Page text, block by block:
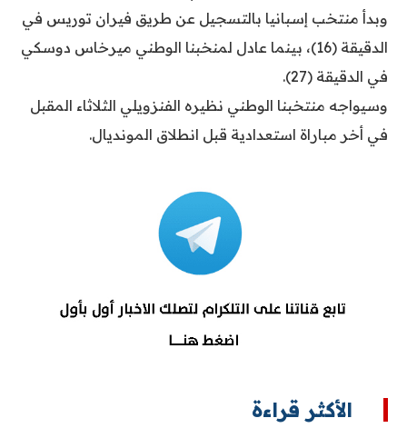
وبدأ منتخب إسبانيا بالتسجيل عن طريق فيران توريس في
الدقيقة (16)، بينما عادل لمنخبنا الوطني ميرخاس دوسكي
في الدقيقة (27).
وسيواجه منتخبنا الوطني نظيره الفنزويلي الثلاثاء المقبل
في أخر مباراة استعدادية قبل انطلاق المونديال.
الأكثر قراءة